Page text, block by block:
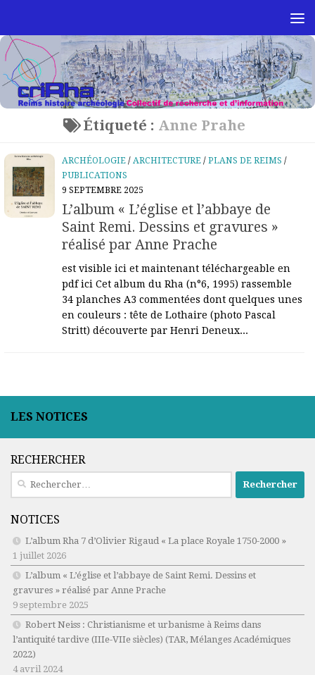
Étiqueté : Anne Prahe
ARCHÉOLOGIE /ARCHITECTURE /PLANS DE REIMS /
PUBLICATIONS
9 SEPTEMBRE 2025
L’album « L’église et l’abbaye de
Saint Remi. Dessins et gravures »
réalisé par Anne Prache
est visible ici et maintenant téléchargeable en
pdf ici Cet album du Rha (n°6, 1995) rassemble
34 planches A3 commentées dont quelques unes
en couleurs : tête de Lothaire (photo Pascal
Stritt) découverte par Henri Deneux...
LES NOTICES
RECHERCHER
Rechercher :
NOTICES
L’album Rha 7 d’Olivier Rigaud « La place Royale 1750-2000 »
1 juillet 2026
L’album « L’église et l’abbaye de Saint Remi. Dessins et
gravures » réalisé par Anne Prache
9 septembre 2025
Robert Neiss : Christianisme et urbanisme à Reims dans
l’antiquité tardive (IIIe-VIIe siècles) (TAR, Mélanges Académiques
2022)
4 avril 2024